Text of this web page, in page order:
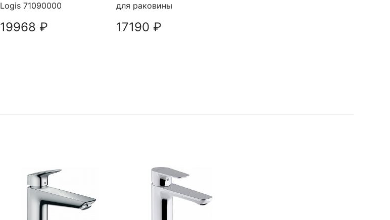
Logis 71090000
19968 ₽
для раковины
17190 ₽